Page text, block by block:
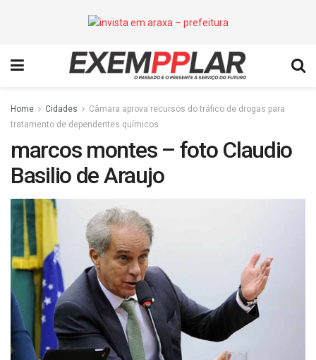
Home Cidades
Câmara aprova recursos do tráfico de drogas para
tratamento de dependentes químicos
marcos montes – foto Claudio
Basilio de Araujo